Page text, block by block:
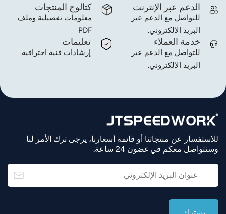
كتالوج المنتجات
معلومات تفصيلية وملف
PDF
الدعم عبر الإنترنت
للتواصل مع الدعم عبر
البريد الإلكتروني.
تعليمات
إرشادات فنية احترافية.
خدمة العملاء
للتواصل مع الدعم عبر
البريد الإلكتروني.
للاستفسار عن منتجاتنا أو قائمة أسعارنا، يرجى ترك الأمر لنا
وسنتواصل معكم في غضون 24 ساعة.